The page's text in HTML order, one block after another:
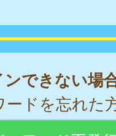
ンできない場
ードを忘れた